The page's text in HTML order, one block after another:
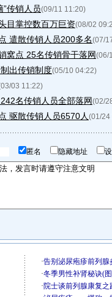
”传销人员(09/11 11:20)
目掌控数百万巨资(08/02
遣散传销人员200多名(07/
窝点 25名传销骨干落网(06/
出传销制度(05/10 04:22)
03 11:22)
名传销人员全部落网(02/
驱散传销人员6570人 (01/24
匿名 隐藏地址